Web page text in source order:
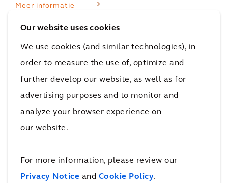
Our website uses cookies
We use cookies (and similar technologies), in
order to measure the use of, optimize and
further develop our website, as well as for
advertising purposes and to monitor and
analyze your browser experience on
our website.
For more information, please review our
Privacy Notice and Cookie Policy.
Meer informatie